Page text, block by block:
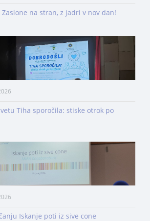
Zaslone na stran, z jadri v nov dan!
Tiha sporočila: stiske otrok po
Iskanje poti iz sive cone